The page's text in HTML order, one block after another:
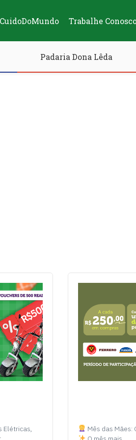
Trabalhe
Padaria Dona Lêda
Elétricas,
Mês das Mães: